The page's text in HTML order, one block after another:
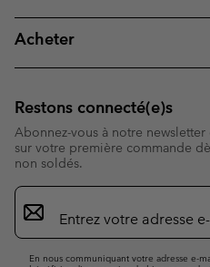
Acheter
Restons connecté(e)s
Abonnez-vous à notre
sur votre première commande
non soldés.
Inscription
par
e-
En nous communiquant votre adresse e-